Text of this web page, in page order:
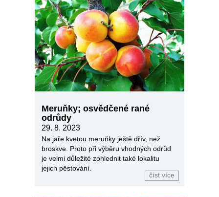
Meruňky; osvědčené rané
odrůdy
29. 8. 2023
Na jaře kvetou meruňky ještě dřív, než
broskve. Proto při výběru vhodných odrůd
je velmi důležité zohlednit také lokalitu
jejich pěstování.
číst více